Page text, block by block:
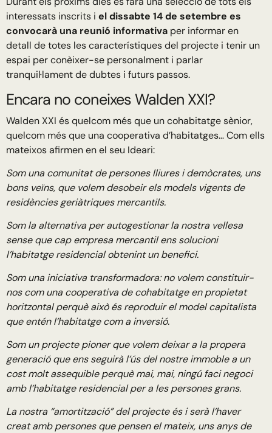
interessats inscrits i el dissabte 14 de setembre es
convocarà una reunió informativa per informar en
detall de totes les característiques del projecte i tenir un
espai per conèixer-se personalment i parlar
tranquil·lament de dubtes i futurs passos.
Encara no coneixes Walden XXI?
Walden XXI és quelcom més que un cohabitatge sènior,
quelcom més que una cooperativa d’habitatges… Com ells
mateixos afirmen en el seu Ideari:
Som una comunitat de persones lliures i demòcrates, uns
bons veïns, que volem desobeir els models vigents de
residències geriàtriques mercantils.
Som la alternativa per autogestionar la nostra vellesa
sense que cap empresa mercantil ens solucioni
l’habitatge residencial obtenint un benefici.
Som una iniciativa transformadora: no volem constituir-
nos com una cooperativa de cohabitatge en propietat
horitzontal perquè això és reproduir el model capitalista
que entén l’habitatge com a inversió.
Som un projecte pioner que volem deixar a la propera
generació que ens seguirà l’ús del nostre immoble a un
cost molt assequible perquè mai, mai, ningú faci negoci
amb l’habitatge residencial per a les persones grans.
La nostra “amortització” del projecte és i serà l’haver
creat amb persones que pensen el mateix, uns anys de